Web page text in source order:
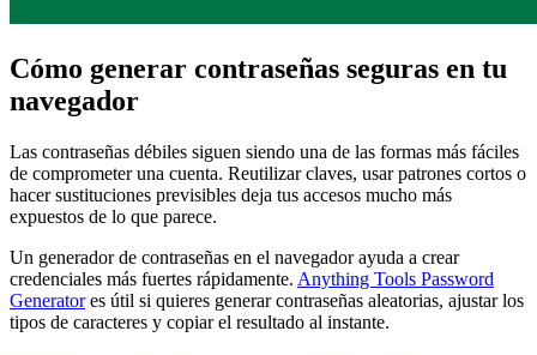
Cómo generar contraseñas seguras en tu
navegador
Las contraseñas débiles siguen siendo una de las formas más fáciles
de comprometer una cuenta. Reutilizar claves, usar patrones cortos o
hacer sustituciones previsibles deja tus accesos mucho más
expuestos de lo que parece.
Un generador de contraseñas en el navegador ayuda a crear
credenciales más fuertes rápidamente. Anything Tools Password
Generatores útil si quieres generar contraseñas aleatorias, ajustar los
tipos de caracteres y copiar el resultado al instante.